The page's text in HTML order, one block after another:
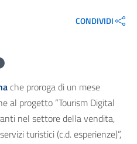
CONDIVIDI
che proroga di un mese
al progetto “Tourism Digital
nel settore della vendita,
turistici (c.d. esperienze)”,